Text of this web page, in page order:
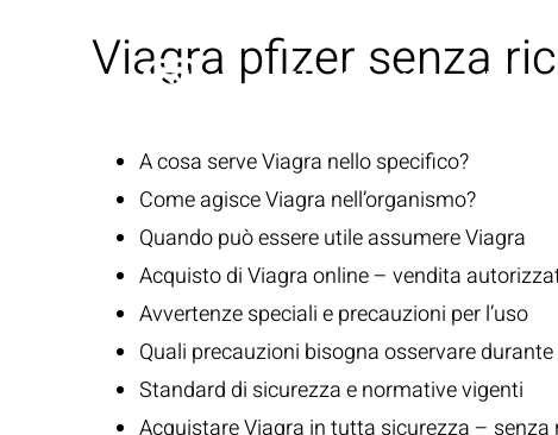
Viagra pfizer senza
A cosa serve Viagra nello specifico?
Come agisce Viagra nell’organismo?
Quando può essere utile assumere Viagra
Acquisto di Viagra online – vendita
Avvertenze speciali e precauzioni per l’uso
Quali precauzioni bisogna osservare durante
Standard di sicurezza e normative vigenti
Acquistare Viagra in tutta sicurezza –